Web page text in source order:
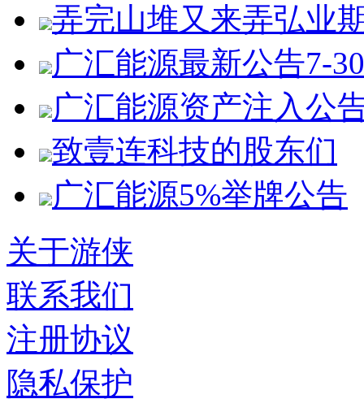
弄完山堆又来弄弘业
广汇能源最新公告7-30
广汇能源资产注入公
致壹连科技的股东们
广汇能源5%举牌公告
关于游侠
联系我们
注册协议
隐私保护